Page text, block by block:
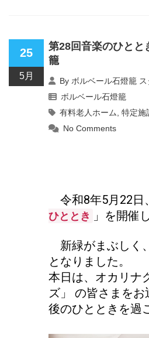
25
5月
第28回音楽のひと
籠
By ボルベール石燈籠 ス
ボルベール石燈籠
有料老人ホーム
,特定施
No Comments
令和8年5月22日
ひととき
」を開催
新緑がまぶしく
となりました。
本日は、オカリナ
ズ」 の皆さまを
後のひとときを過